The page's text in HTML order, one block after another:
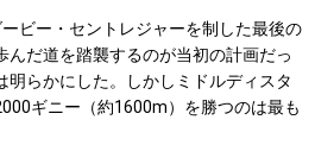
ビー・セントレジャーを制した最後の
んだ道を踏襲するのが当初の計画だっ
明らかにした。しかしミドルディスタ
ギニー（約1600m）を勝つのは最も